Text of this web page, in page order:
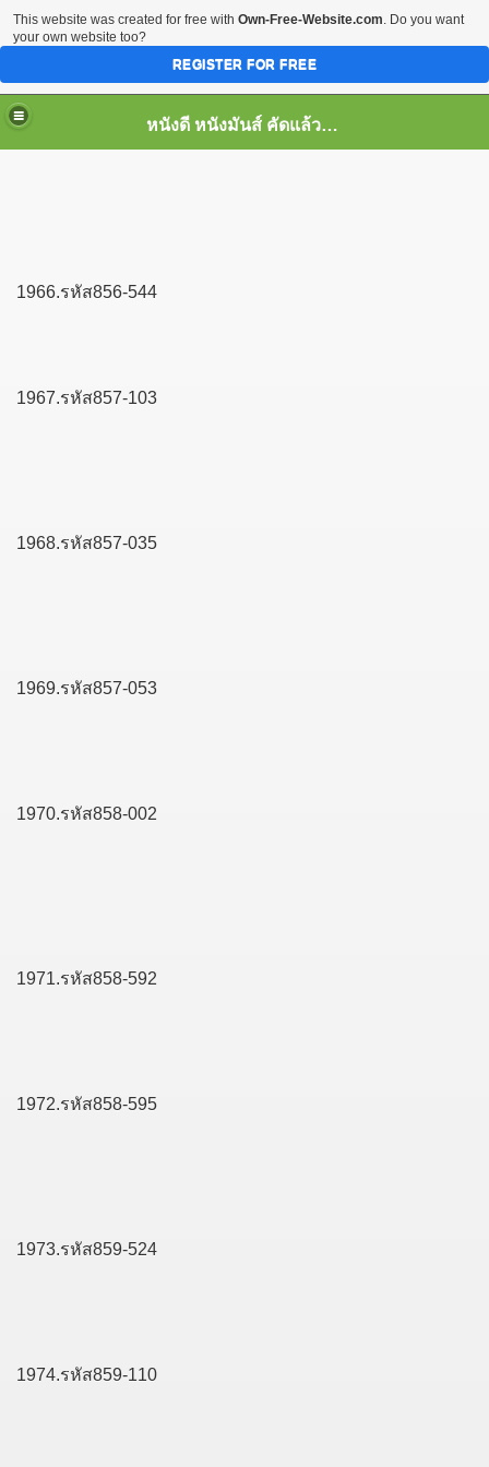
หนังดี หนังมันส์ คัดแล้ว เพื่อคุณ
1966.รหัส856-544
1967.รหัส857-103
1968.รหัส857-035
1969.รหัส857-053
1970.รหัส858-002
1971.รหัส858-592
1972.รหัส858-595
1973.รหัส859-524
1974.รหัส859-110
This website was created for free with Own-Free-Website.com. Do you want
your own website too?
REGISTER FOR FREE